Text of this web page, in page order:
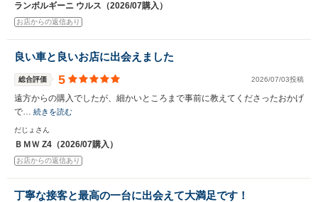
ランボルギーニ ウルス（2026/07購入）
お店からの返信あり
良い車と良いお店に出会えました
総合評価 5 2026/07/03投稿
遠方からの購入でしたが、細かいところまで事前に教えてくださったおかげ
で… 続きを読む
だじょさん
ＢＭＷ Z4（2026/07購入）
お店からの返信あり
丁寧な接客と最高の一台に出会えて大満足です！